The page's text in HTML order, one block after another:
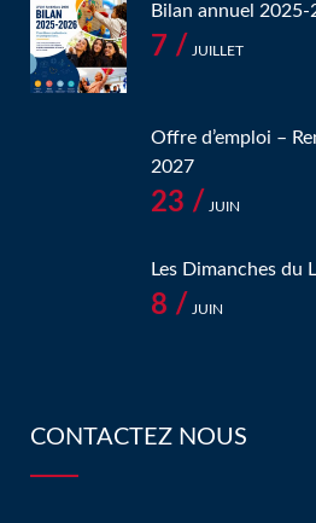
Bilan annuel 2025-
7 / JUILLET
Offre d’emploi –
2027
23 / JUIN
Les Dimanches du
8 / JUIN
CONTACTEZ NOUS